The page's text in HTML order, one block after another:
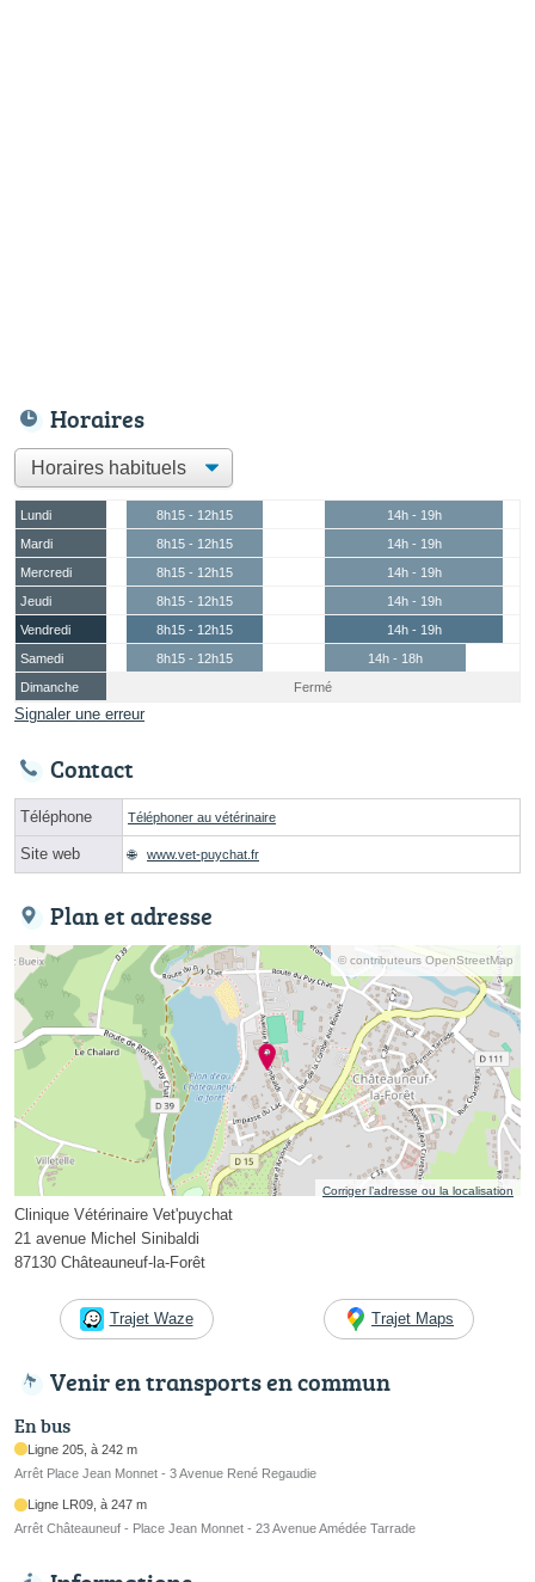
Horaires
Lundi 8h15 - 12h15
14h - 19h
Mardi
8h15 - 12h15
14h - 19h
Mercredi
8h15 - 12h15
14h - 19h
Jeudi
8h15 - 12h15
14h - 19h
Vendredi
8h15 - 12h15
14h - 19h
Samedi
8h15 - 12h15
14h - 18h
Dimanche
Fermé
Signaler une erreur
Contact
Téléphone Téléphoner au vétérinaire
Site web www.vet-puychat.fr
Plan et adresse
© contributeurs OpenStreetMap
Corriger l’adresse ou la localisation
Clinique Vétérinaire Vet'puychat
21 avenue Michel Sinibaldi
87130 Châteauneuf-la-Forêt
Trajet Waze Trajet Maps
Venir en transports en commun
En bus
Ligne 205, à 242 m
Arrêt Place Jean Monnet - 3 Avenue René Regaudie
Ligne LR09, à 247 m
Arrêt Châteauneuf - Place Jean Monnet - 23 Avenue Amédée Tarrade